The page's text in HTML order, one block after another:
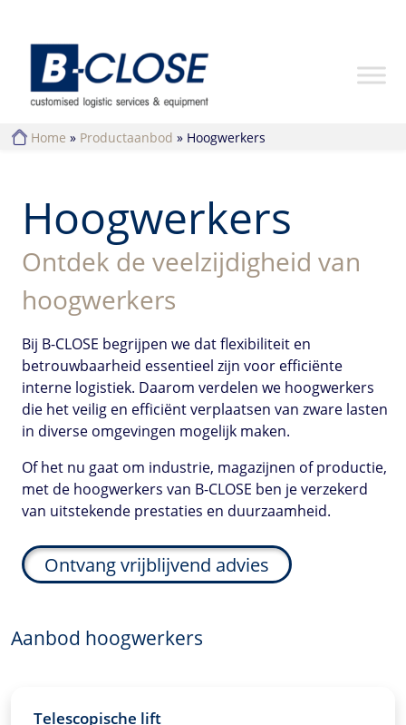
Home » Productaanbod » Hoogwerkers
Hoogwerkers
Ontdek de veelzijdigheid van
hoogwerkers
Bij B-CLOSE begrijpen we dat flexibiliteit en
betrouwbaarheid essentieel zijn voor efficiënte
interne logistiek. Daarom verdelen we hoogwerkers
die het veilig en efficiënt verplaatsen van zware lasten
in diverse omgevingen mogelijk maken.
Of het nu gaat om industrie, magazijnen of productie,
met de hoogwerkers van B-CLOSE ben je verzekerd
van uitstekende prestaties en duurzaamheid.
Ontvang vrijblijvend advies
Aanbod hoogwerkers
Telescopische lift